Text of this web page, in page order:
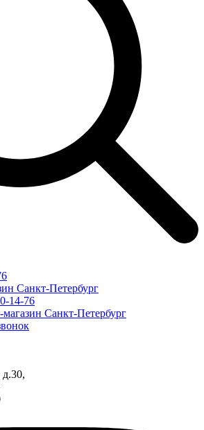
Санкт-Петербург
14-76
Санкт-Петербург